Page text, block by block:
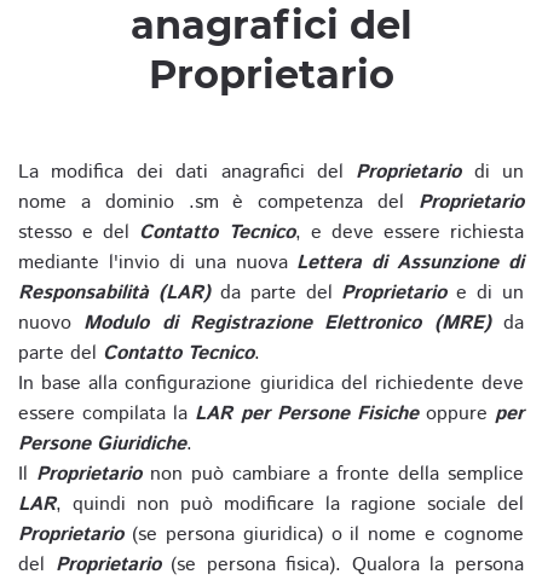
anagrafici del
Proprietario
La modifica dei dati anagrafici del Proprietariodi un
nome a dominio .sm è competenza del Proprietario
stesso e del Contatto Tecnico, e deve essere richiesta
mediante l'invio di una nuova Lettera di Assunzione di
Responsabilità (LAR)da parte del Proprietarioe di un
nuovo Modulo di Registrazione Elettronico (MRE)da
parte del Contatto Tecnico.
In base alla configurazione giuridica del richiedente deve
essere compilata la LAR per Persone Fisicheoppure per
Persone Giuridiche.
Il Proprietarionon può cambiare a fronte della semplice
LAR, quindi non può modificare la ragione sociale del
Proprietario(se persona giuridica) o il nome e cognome
del Proprietario(se persona fisica). Qualora la persona